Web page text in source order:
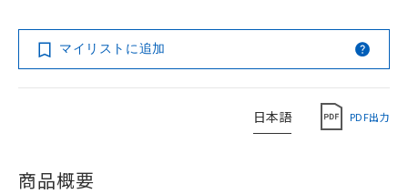
マイリストに追加
日本語 PDF出力
商品概要